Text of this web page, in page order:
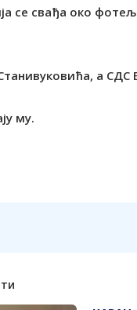
се свађа око
а СДС
му.